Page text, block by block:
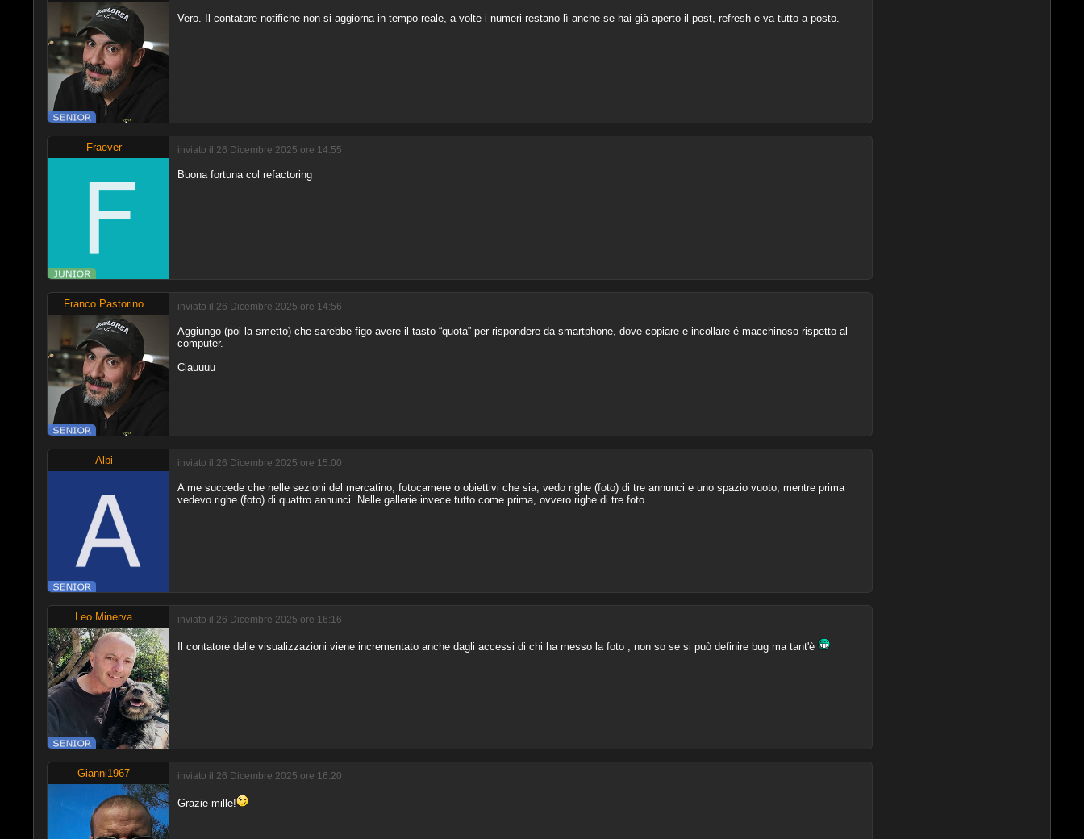
Vero. Il contatore notifiche non si aggiorna in tempo reale, a volte i numeri restano lì anche se hai già aperto il post, refresh e va tutto a posto.
Fraever inviato il 26 Dicembre 2025 ore 14:55
Buona fortuna col refactoring
Franco Pastorino inviato il 26 Dicembre 2025 ore 14:56
Aggiungo (poi la smetto) che sarebbe figo avere il tasto “quota” per rispondere da smartphone, dove copiare e incollare é macchinoso rispetto al
computer.
Ciauuuu
Albi inviato il 26 Dicembre 2025 ore 15:00
A me succede che nelle sezioni del mercatino, fotocamere o obiettivi che sia, vedo righe (foto) di tre annunci e uno spazio vuoto, mentre prima
vedevo righe (foto) di quattro annunci. Nelle gallerie invece tutto come prima, ovvero righe di tre foto.
Leo Minerva inviato il 26 Dicembre 2025 ore 16:16
Il contatore delle visualizzazioni viene incrementato anche dagli accessi di chi ha messo la foto , non so se si può definire bug ma tant'è
Gianni1967 inviato il 26 Dicembre 2025 ore 16:20
Grazie mille!